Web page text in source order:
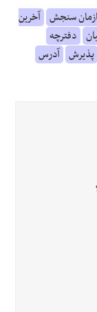
سنجش آخرین
دفترچه
پذیرش آدرس